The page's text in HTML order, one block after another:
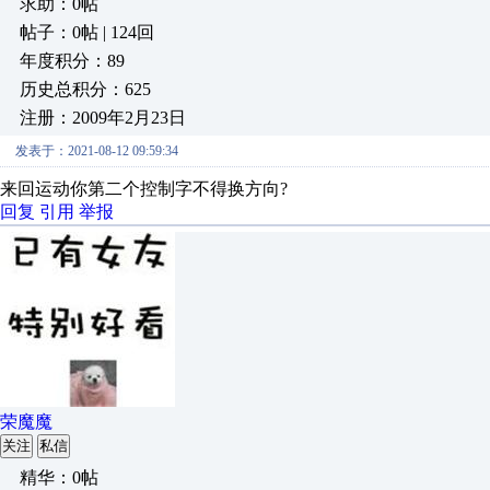
求助：0帖
帖子：0帖 | 124回
年度积分：89
历史总积分：625
注册：2009年2月23日
发表于：2021-08-12 09:59:34
来回运动你第二个控制字不得换方向?
回复 引用 举报
荣魔魔
关注 私信
精华：0帖